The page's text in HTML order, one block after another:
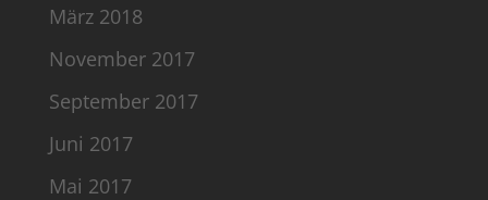
März 2018
November 2017
September 2017
Juni 2017
Mai 2017